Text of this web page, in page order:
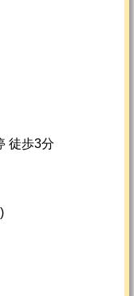
徒歩3分